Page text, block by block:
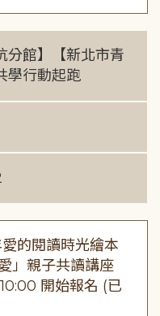
分館】【新北市青
學行動起跑
愛的閱讀時光繪本
」親子共讀講座
開始報名 (已